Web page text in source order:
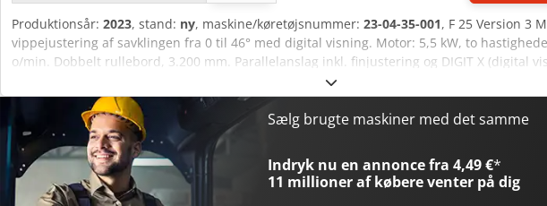
Produktionsår: 2023, stand: ny, maskine/køretøjsnummer: 23-04-35-001, F 25 Version 3
vippejustering af savklingen fra 0 til 46° med digital visning. Motor: 5,5 kW, to
o/min. Dobbelt rullebord, 3.200 mm. Parallelanslag inkl. finjustering og DIGIT X (digital
snitbredde). Snitbredde: 1.000 mm. Vinkel-/geringsanslag, kaplængde op til 3.450 mm.
Ehtoarsrf Ridsaggregat Basic med LED-lys. Maks. klingediameter: 315 mm, maks.
mm. Maks. snithøjde: 100 mm, ved 45° maks. 70 mm. Stor udsugningshætte (PSV). Inkl.
forreste støttehjul. Sofort leveringsklar fra lager i Seevetal, mellemsalg forbeholdes.
opstilling og instruktion.
Sælg brugte maskiner med det samme
Indryk nu en annonce fra 4,49 €*
11 millioner af købereventer på dig